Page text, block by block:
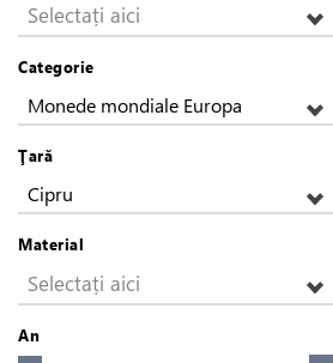
Selectați aici
Categorie
Monede mondiale Europa
Ţară
Cipru
Material
Selectați aici
An